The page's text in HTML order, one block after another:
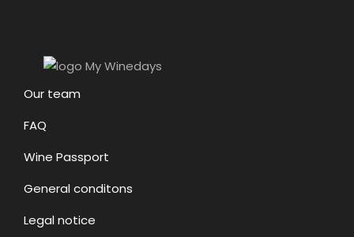
Our team
FAQ
Wine Passport
General conditons
Legal notice